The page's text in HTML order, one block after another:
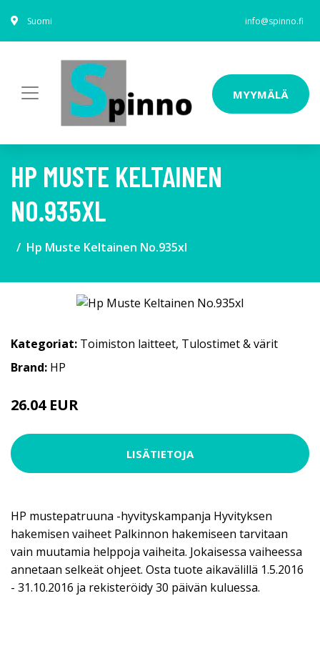
Suomi info@spinno.fi
MYYMÄLÄ
HP MUSTE KELTAINEN
NO.935XL
Hp Muste Keltainen No.935xl
Kategoriat: Toimiston laitteet, Tulostimet & värit
Brand: HP
26.04 EUR
LISÄTIETOJA
HP mustepatruuna -hyvityskampanja Hyvityksen
hakemisen vaiheet Palkinnon hakemiseen tarvitaan
vain muutamia helppoja vaiheita. Jokaisessa vaiheessa
annetaan selkeät ohjeet. Osta tuote aikavälillä 1.5.2016
- 31.10.2016 ja rekisteröidy 30 päivän kuluessa.